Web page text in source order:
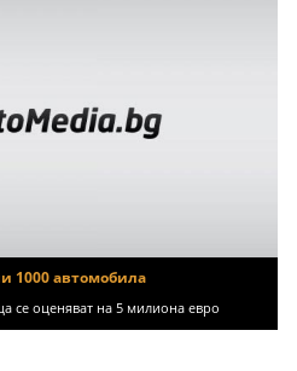
1000 автомобила
се оценяват на 5 милиона евро